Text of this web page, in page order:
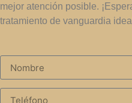
mejor atención posible.
tratamiento de vanguardia